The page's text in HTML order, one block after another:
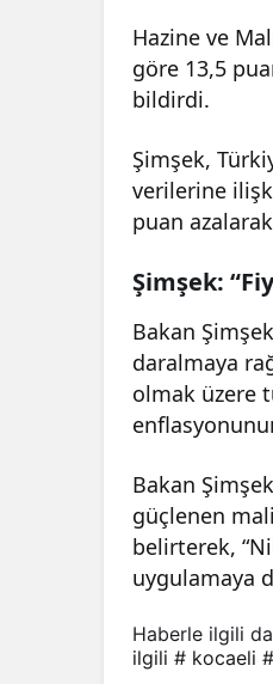
Hazine ve
göre 13,5
bildirdi.
Şimşek,
verilerine
puan
Şimşek:
Bakan
daralmaya
olmak üzere
Bakan
güçlenen
belirterek,
uygulamaya
Haberle ilgili
ilgili # kocaeli